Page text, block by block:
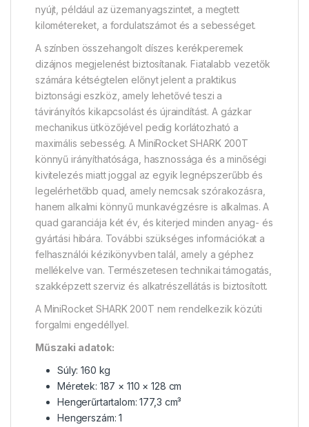
nyújt, például az üzemanyagszintet, a megtett
kilométereket, a fordulatszámot és a sebességet.
A színben összehangolt díszes kerékperemek
dizájnos megjelenést biztosítanak. Fiatalabb vezetők
számára kétségtelen előnyt jelent a praktikus
biztonsági eszköz, amely lehetővé teszi a
távirányítós kikapcsolást és újraindítást. A gázkar
mechanikus ütközőjével pedig korlátozható a
maximális sebesség. A MiniRocket SHARK 200T
könnyű irányíthatósága, hasznossága és a minőségi
kivitelezés miatt joggal az egyik legnépszerűbb és
legelérhetőbb quad, amely nemcsak szórakozásra,
hanem alkalmi könnyű munkavégzésre is alkalmas. A
quad garanciája két év, és kiterjed minden anyag- és
gyártási hibára. További szükséges információkat a
felhasználói kézikönyvben talál, amely a géphez
mellékelve van. Természetesen technikai támogatás,
szakképzett szerviz és alkatrészellátás is biztosított.
A MiniRocket SHARK 200T nem rendelkezik közúti
forgalmi engedéllyel.
Műszaki adatok:
Súly: 160 kg
Méretek: 187 × 110 × 128 cm
Hengerűrtartalom: 177,3 cm³
Hengerszám: 1